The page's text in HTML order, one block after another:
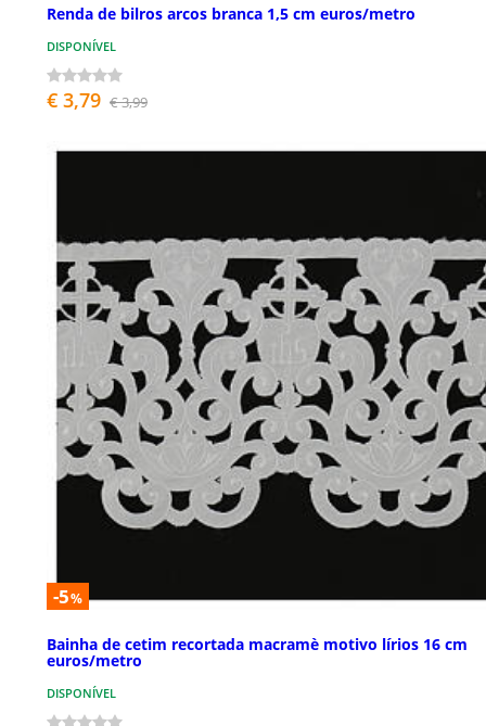
Renda de bilros arcos branca 1,5 cm euros/metro
DISPONÍVEL
€ 3,79 € 3,99
-5%
Bainha de cetim recortada macramè motivo lírios 16 cm
euros/metro
DISPONÍVEL